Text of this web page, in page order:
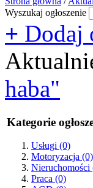
Wyszukaj ogłoszenie
+ Dodaj
haba"
Kategorie
Usługi (0)
Motoryzacja (0)
Nieruchomości
Praca (0)